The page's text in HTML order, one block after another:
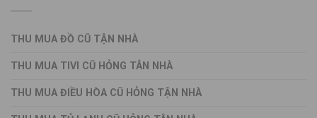
THU MUA ĐỒ CŨ TẬN NHÀ
THU MUA TIVI CŨ HỎNG TÂN NHÀ
THU MUA ĐIỀU HÒA CŨ HỎNG TẬN NHÀ